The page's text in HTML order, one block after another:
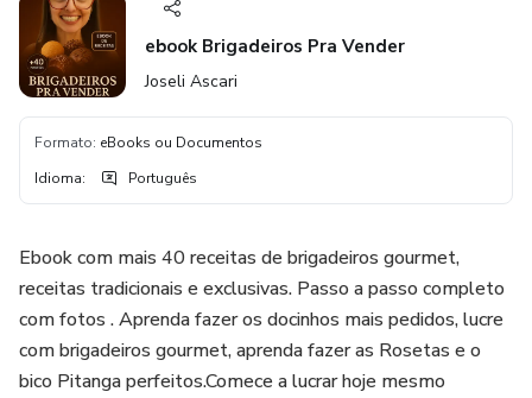
ebook Brigadeiros Pra Vender
Joseli Ascari
Formato: eBooks ou Documentos
Idioma: Português
Ebook com mais 40 receitas de brigadeiros gourmet,
receitas tradicionais e exclusivas. Passo a passo completo
com fotos . Aprenda fazer os docinhos mais pedidos, lucre
com brigadeiros gourmet, aprenda fazer as Rosetas e o
bico Pitanga perfeitos.Comece a lucrar hoje mesmo